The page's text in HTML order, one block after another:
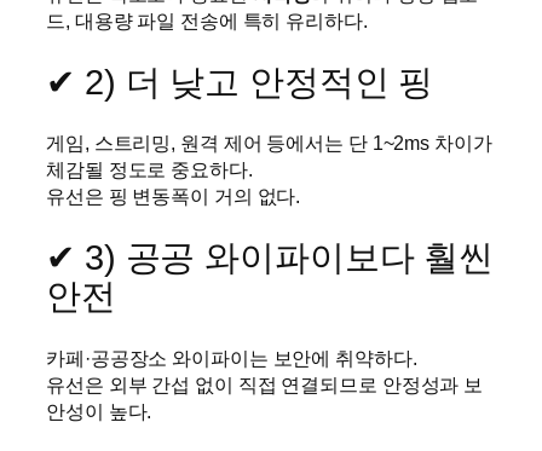
드, 대용량 파일 전송에 특히 유리하다.
✔ 2) 더 낮고 안정적인 핑
게임, 스트리밍, 원격 제어 등에서는 단 1~2ms 차이가
체감될 정도로 중요하다.
유선은 핑 변동폭이 거의 없다.
✔ 3) 공공 와이파이보다 훨씬
안전
카페·공공장소 와이파이는 보안에 취약하다.
유선은 외부 간섭 없이 직접 연결되므로 안정성과 보
안성이 높다.